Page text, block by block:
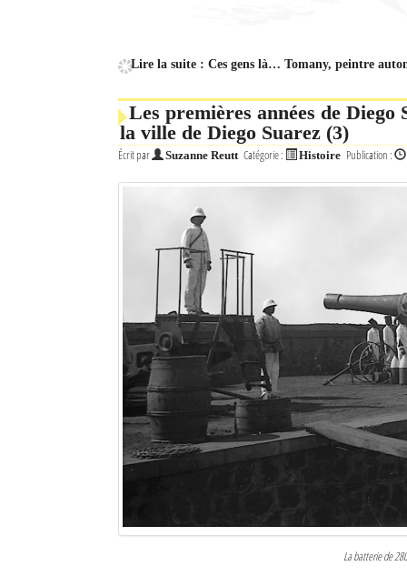
Le Nord de Madagascar
L'actualité du tourisme
Sites touristiques
Diego Suarez Pratique
Lire la suite : Ces gens là… Tomany, peintre
Les premières années de Diego
la ville de Diego Suarez (3)
Écrit par Suzanne Reutt Catégorie : Histoire Publication :
La batterie de